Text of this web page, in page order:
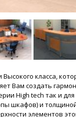
класса,
Вам создать
High tech так и
и
элементов